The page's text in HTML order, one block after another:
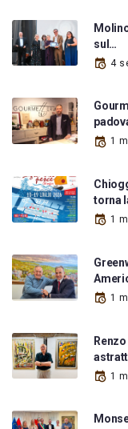
sul…
4
1
torna
1
1
1